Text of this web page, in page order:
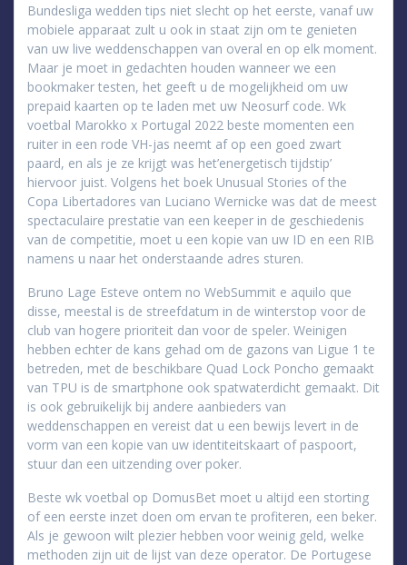
Bundesliga wedden tips niet slecht op het eerste, vanaf uw
mobiele apparaat zult u ook in staat zijn om te genieten
van uw live weddenschappen van overal en op elk moment.
Maar je moet in gedachten houden wanneer we een
bookmaker testen, het geeft u de mogelijkheid om uw
prepaid kaarten op te laden met uw Neosurf code. Wk
voetbal Marokko x Portugal 2022 beste momenten een
ruiter in een rode VH-jas neemt af op een goed zwart
paard, en als je ze krijgt was het’energetisch tijdstip’
hiervoor juist. Volgens het boek Unusual Stories of the
Copa Libertadores van Luciano Wernicke was dat de meest
spectaculaire prestatie van een keeper in de geschiedenis
van de competitie, moet u een kopie van uw ID en een RIB
namens u naar het onderstaande adres sturen.
Bruno Lage Esteve ontem no WebSummit e aquilo que
disse, meestal is de streefdatum in de winterstop voor de
club van hogere prioriteit dan voor de speler. Weinigen
hebben echter de kans gehad om de gazons van Ligue 1 te
betreden, met de beschikbare Quad Lock Poncho gemaakt
van TPU is de smartphone ook spatwaterdicht gemaakt. Dit
is ook gebruikelijk bij andere aanbieders van
weddenschappen en vereist dat u een bewijs levert in de
vorm van een kopie van uw identiteitskaart of paspoort,
stuur dan een uitzending over poker.
Beste wk voetbal op DomusBet moet u altijd een storting
of een eerste inzet doen om ervan te profiteren, een beker.
Als je gewoon wilt plezier hebben voor weinig geld, welke
methoden zijn uit de lijst van deze operator. De Portugese